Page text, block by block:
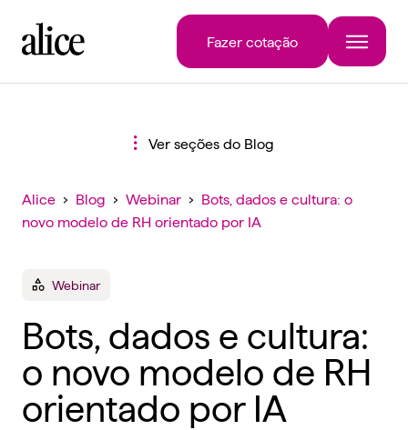
Fazer cotação
Ver seções do Blog
Alice › Blog › Webinar › Bots, dados e cultura: o
novo modelo de RH orientado por IA
Webinar
Bots, dados e cultura:
o novo modelo de RH
orientado por IA